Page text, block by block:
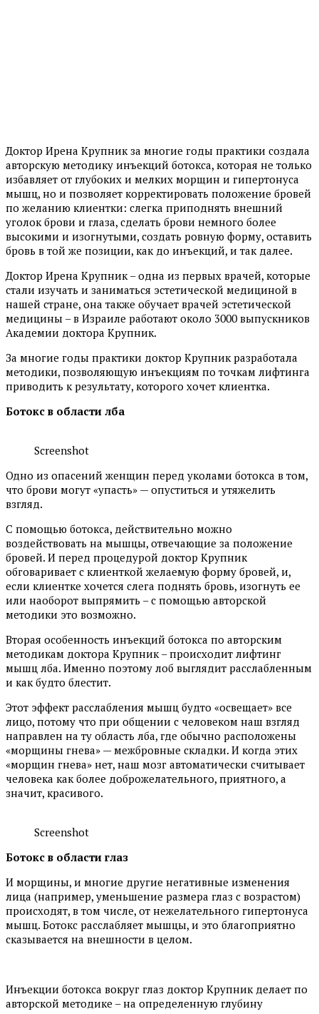
Доктор Ирена Крупник за многие годы практики создала
авторскую методику инъекций ботокса, которая не только
избавляет от глубоких и мелких морщин и гипертонуса
мышц, но и позволяет корректировать положение бровей
по желанию клиентки: слегка приподнять внешний
уголок брови и глаза, сделать брови немного более
высокими и изогнутыми, создать ровную форму, оставить
бровь в той же позиции, как до инъекций, и так далее.
Доктор Ирена Крупник – одна из первых врачей, которые
стали изучать и заниматься эстетической медициной в
нашей стране, она также обучает врачей эстетической
медицины – в Израиле работают около 3000 выпускников
Академии доктора Крупник.
За многие годы практики доктор Крупник разработала
методики, позволяющую инъекциям по точкам лифтинга
приводить к результату, которого хочет клиентка.
Ботокс в области лба
Screenshot
Одно из опасений женщин перед уколами ботокса в том,
что брови могут «упасть» — опуститься и утяжелить
взгляд.
С помощью ботокса, действительно можно
воздействовать на мышцы, отвечающие за положение
бровей. И перед процедурой доктор Крупник
обговаривает с клиенткой желаемую форму бровей, и,
если клиентке хочется слега поднять бровь, изогнуть ее
или наоборот выпрямить – с помощью авторской
методики это возможно.
Вторая особенность инъекций ботокса по авторским
методикам доктора Крупник – происходит лифтинг
мышц лба. Именно поэтому лоб выглядит расслабленным
и как будто блестит.
Этот эффект расслабления мышц будто «освещает» все
лицо, потому что при общении с человеком наш взгляд
направлен на ту область лба, где обычно расположены
«морщины гнева» — межбровные складки. И когда этих
«морщин гнева» нет, наш мозг автоматически считывает
человека как более доброжелательного, приятного, а
значит, красивого.
Screenshot
Ботокс в области глаз
И морщины, и многие другие негативные изменения
лица (например, уменьшение размера глаз с возрастом)
происходят, в том числе, от нежелательного гипертонуса
мышц. Ботокс расслабляет мышцы, и это благоприятно
сказывается на внешности в целом.
Инъекции ботокса вокруг глаз доктор Крупник делает по
авторской методике – на определенную глубину